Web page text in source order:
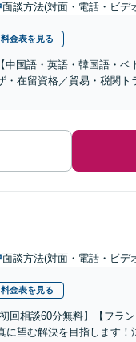
面談方法(対面・電話・ビデ
料金表を見る
中国語・英語・韓国語・
・在留資格／貿易・税関
面談方法(対面・電話・ビデ
料金表を見る
回相談60分無料】【フラ
に望む解決を目指します